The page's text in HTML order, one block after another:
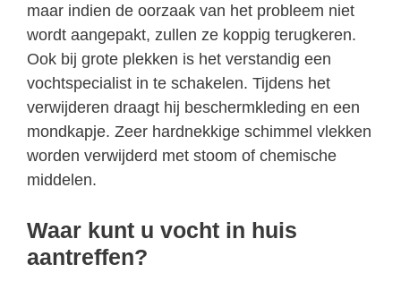
maar indien de oorzaak van het probleem niet
wordt aangepakt, zullen ze koppig terugkeren.
Ook bij grote plekken is het verstandig een
vochtspecialist in te schakelen. Tijdens het
verwijderen draagt hij beschermkleding en een
mondkapje. Zeer hardnekkige schimmel vlekken
worden verwijderd met stoom of chemische
middelen.
Waar kunt u vocht in huis
aantreffen?